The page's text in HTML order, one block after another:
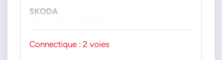
VAG GROUPE
SKODA
VW
New Beetle CC Eos Golf
Connectique : 2 voies